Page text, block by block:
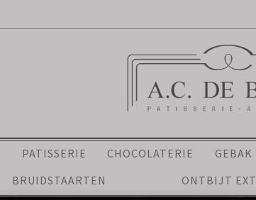
PATISSERIE CHOCOLATERIE GEBAK
BRUIDSTAARTEN ONTBIJT